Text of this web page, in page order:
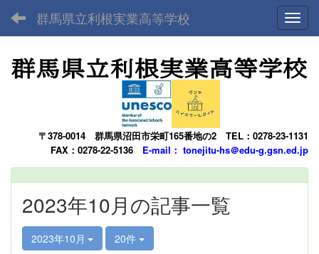
群馬県立利根実業高等学校
〒378-0014 群馬県沼田市栄町165番地の2 TEL：0278-23-1131
FAX：0278-22-5136 E-mail： tonejitu-hs＠edu-g.gsn.ed.jp
2023年10月の記事一覧
2023年10月 20件